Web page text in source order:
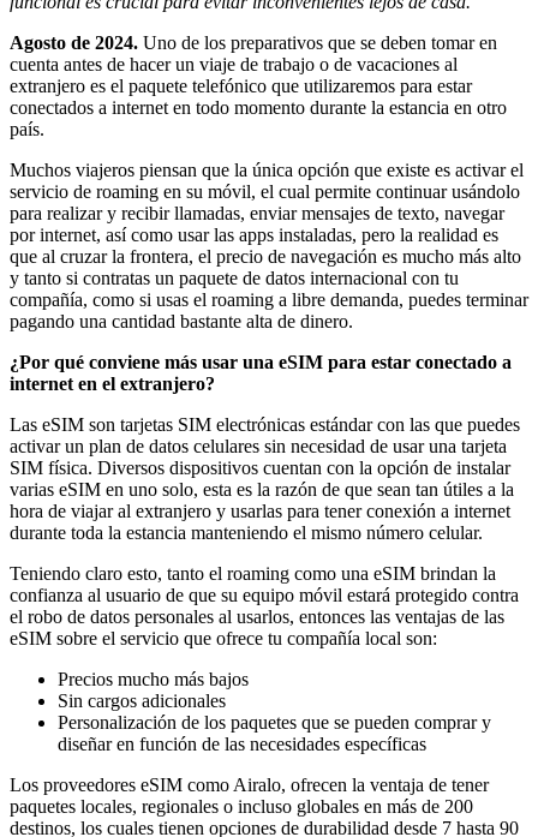
Agosto de 2024. Uno de los preparativos que se deben tomar en
cuenta antes de hacer un viaje de trabajo o de vacaciones al
extranjero es el paquete telefónico que utilizaremos para estar
conectados a internet en todo momento durante la estancia en otro
país.
Muchos viajeros piensan que la única opción que existe es activar el
servicio de roaming en su móvil, el cual permite continuar usándolo
para realizar y recibir llamadas, enviar mensajes de texto, navegar
por internet, así como usar las apps instaladas, pero la realidad es
que al cruzar la frontera, el precio de navegación es mucho más alto
y tanto si contratas un paquete de datos internacional con tu
compañía, como si usas el roaming a libre demanda, puedes terminar
pagando una cantidad bastante alta de dinero.
¿Por qué conviene más usar una eSIM para estar conectado a
internet en el extranjero?
Las eSIM son tarjetas SIM electrónicas estándar con las que puedes
activar un plan de datos celulares sin necesidad de usar una tarjeta
SIM física. Diversos dispositivos cuentan con la opción de instalar
varias eSIM en uno solo, esta es la razón de que sean tan útiles a la
hora de viajar al extranjero y usarlas para tener conexión a internet
durante toda la estancia manteniendo el mismo número celular.
Teniendo claro esto, tanto el roaming como una eSIM brindan la
confianza al usuario de que su equipo móvil estará protegido contra
el robo de datos personales al usarlos, entonces las ventajas de las
eSIM sobre el servicio que ofrece tu compañía local son:
Precios mucho más bajos
Sin cargos adicionales
Personalización de los paquetes que se pueden comprar y
diseñar en función de las necesidades específicas
Los proveedores eSIM como Airalo, ofrecen la ventaja de tener
paquetes locales, regionales o incluso globales en más de 200
destinos, los cuales tienen opciones de durabilidad desde 7 hasta 90